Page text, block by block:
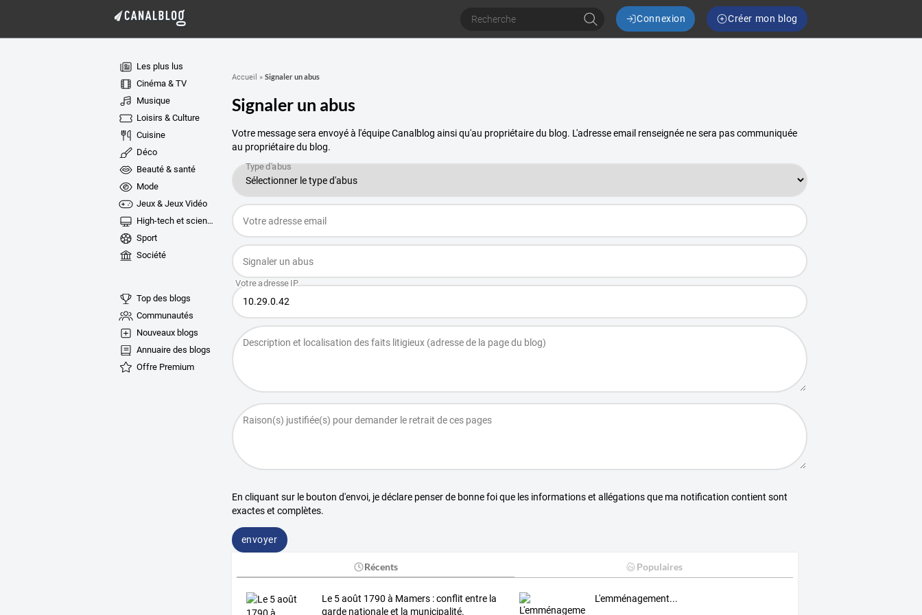
Connexion Créer mon blog
Les plus lus
Cinéma & TV
Musique
Loisirs & Culture
Cuisine
Déco
Beauté & santé
Mode
Jeux & Jeux Vidéo
High-tech et sciences
Sport
Société
Top des blogs
Communautés
Nouveaux blogs
Annuaire des blogs
Offre Premium
Accueil » Signaler un abus
Signaler un abus
Votre message sera envoyé à l'équipe Canalblog ainsi qu'au propriétaire du blog. L'adresse email renseignée ne sera pas communiquée
au propriétaire du blog.
En cliquant sur le bouton d'envoi, je déclare penser de bonne foi que les informations et allégations que ma notification contient sont
exactes et complètes.
envoyer
Récents Populaires
Le 5 août 1790 à Mamers : conflit entre la
garde nationale et la municipalité.
L'emménagement...